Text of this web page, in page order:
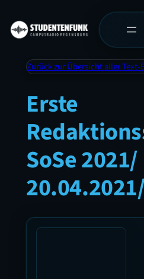
Zurück zur Übersicht aller Text-
Erste
SoSe 2021/